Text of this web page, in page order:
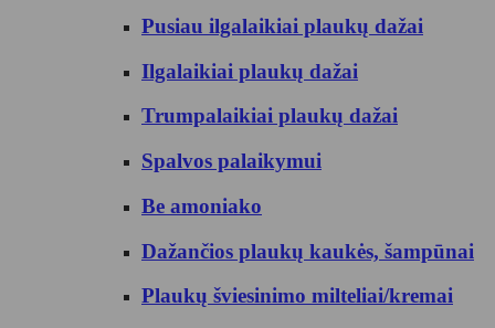
Pusiau ilgalaikiai plaukų dažai
Ilgalaikiai plaukų dažai
Trumpalaikiai plaukų dažai
Spalvos palaikymui
Be amoniako
Dažančios plaukų kaukės, šampūnai
Plaukų šviesinimo milteliai/kremai